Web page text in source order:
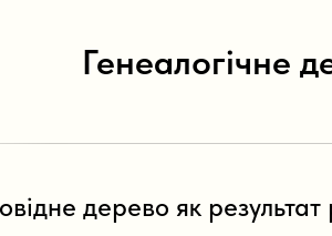
Генеалогічне
дерево як